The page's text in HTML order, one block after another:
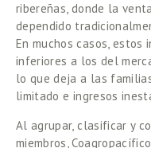
ribereñas, donde la
dependido
En muchos casos, estos
inferiores a los del
lo que deja a las
limitado e ingresos
Al agrupar, clasificar y
miembros,